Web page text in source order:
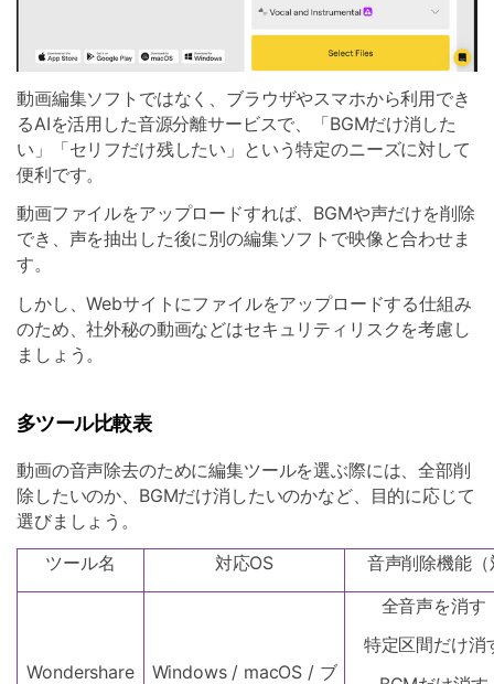
動画編集ソフトではなく、ブラウザやスマホから利用でき
るAIを活用した音源分離サービスで、「BGMだけ消した
い」「セリフだけ残したい」という特定のニーズに対して
便利です。
動画ファイルをアップロードすれば、BGMや声だけを削除
でき、声を抽出した後に別の編集ソフトで映像と合わせま
す。
しかし、Webサイトにファイルをアップロードする仕組み
のため、社外秘の動画などはセキュリティリスクを考慮し
ましょう。
多ツール比較表
動画の音声除去のために編集ツールを選ぶ際には、全部削
除したいのか、BGMだけ消したいのかなど、目的に応じて
選びましょう。
ツール名
対応OS 音声削除機能（
Wondershare Windows / macOS / ブ
全音声を消
特定区間だけ